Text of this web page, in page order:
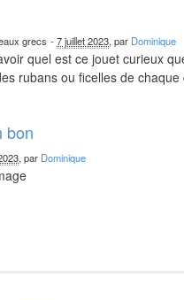
grecs -7 juillet 2023, par Dominique
quel est ce jouet curieux
rubans ou ficelles de
bon
, par Dominique